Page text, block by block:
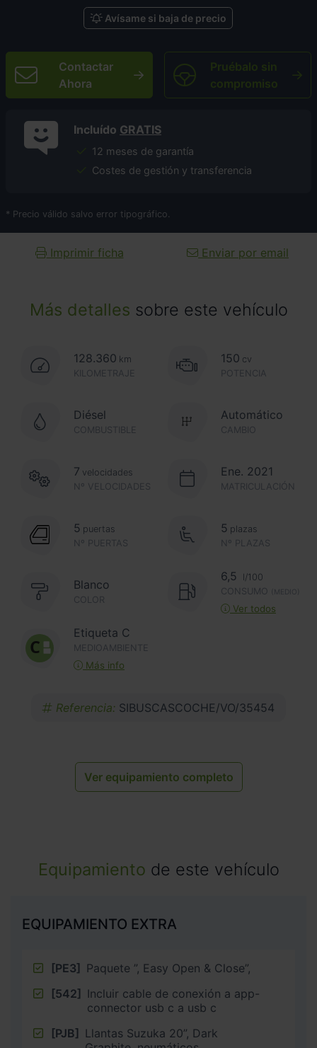
Más detalles sobre este vehículo
128.360 km
KILOMETRAJE
150 cv
POTENCIA
Diésel
COMBUSTIBLE CAMBIO
Automático
Nº VELOCIDADES
7 velocidades Ene. 2021
MATRICULACIÓN
Nº PUERTAS
5 puertas
Nº PLAZAS
5 plazas
Blanco
COLOR
6,5
l/100
CONSUMO
(MEDIO)
Ver todos
Etiqueta C
MEDIOAMBIENTE
Más info
Referencia: SIBUSCASCOCHE/VO/35454
Ver equipamiento completo
Avísame si baja de precio
Contactar
Ahora
Pruébalo sin
compromiso
Incluído GRATIS
12 meses de garantía
Costes de gestión y transferencia
* Precio válido salvo error tipográfico.
Imprimir ficha Enviar por email
Equipamiento de este vehículo
EQUIPAMIENTO EXTRA
[PE3] Paquete ”, Easy Open & Close”,
[542] Incluir cable de conexión a app-
connector usb c a usb c
[PJB] Llantas Suzuka 20”, Dark